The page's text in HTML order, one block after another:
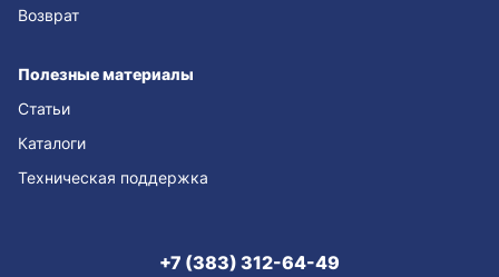
Возврат
Полезные материалы
Статьи
Каталоги
Техническая поддержка
+7 (383) 312-64-49